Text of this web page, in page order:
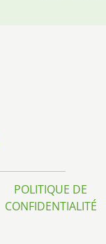
POLITIQUE DE
CONFIDENTIALITÉ